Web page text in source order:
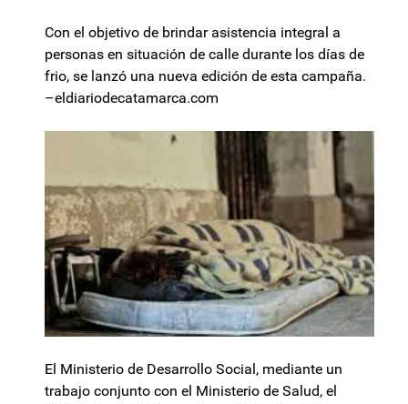
Con el objetivo de brindar asistencia integral a
personas en situación de calle durante los días de
frio, se lanzó una nueva edición de esta campaña.
–eldiariodecatamarca.com
El Ministerio de Desarrollo Social, mediante un
trabajo conjunto con el Ministerio de Salud, el